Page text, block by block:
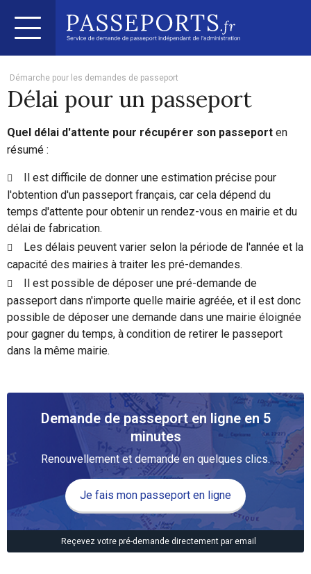
Démarche pour les demandes de passeport
Délai pour un passeport
Quel délai d'attente pour récupérer son passeport en
résumé :
Il est difficile de donner une estimation précise pour
l'obtention d'un passeport français, car cela dépend du
temps d'attente pour obtenir un rendez-vous en mairie et du
délai de fabrication.
Les délais peuvent varier selon la période de l'année et la
capacité des mairies à traiter les pré-demandes.
Il est possible de déposer une pré-demande de
passeport dans n'importe quelle mairie agréée, et il est donc
possible de déposer une demande dans une mairie éloignée
pour gagner du temps, à condition de retirer le passeport
dans la même mairie.
Demande de passeport en ligne en 5
minutes
Renouvellement et demande en quelques clics.
Je fais mon passeport en ligne
Reçevez votre pré-demande directement par email